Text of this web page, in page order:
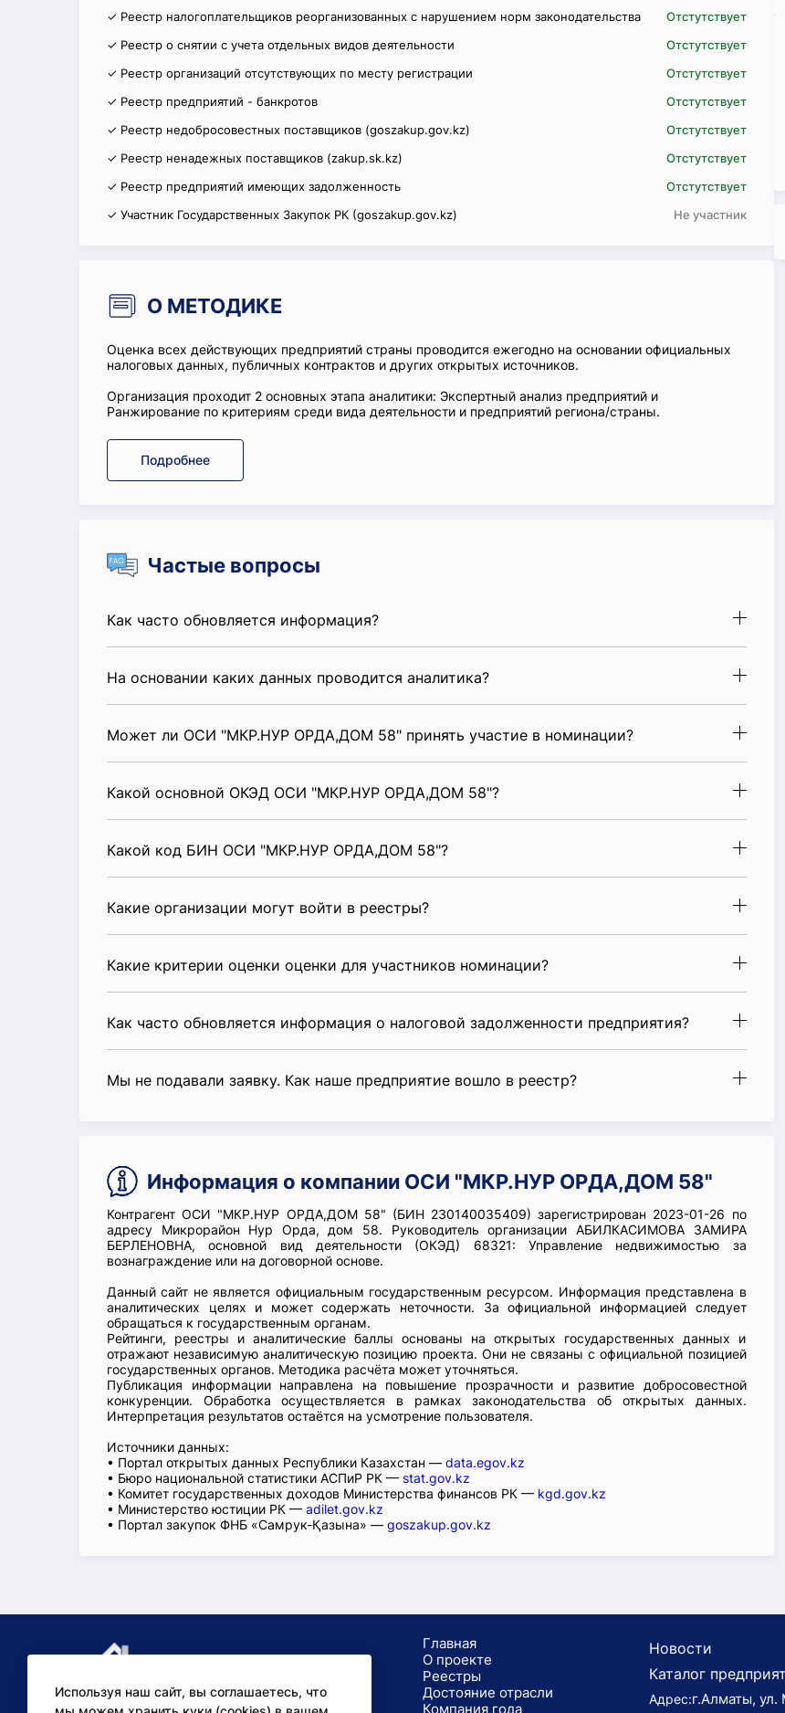
✓ Реестр налогоплательщиков реорганизованных с нарушением норм законодательства
Отстутствует
✓ Реестр о снятии с учета отдельных видов деятельности
Отстутствует
✓ Реестр организаций отсутствующих по месту регистрации
Отстутствует
✓ Реестр предприятий - банкротов
Отстутствует
✓ Реестр недобросовестных поставщиков (goszakup.gov.kz)
Отстутствует
✓ Реестр ненадежных поставщиков (zakup.sk.kz)
Отстутствует
✓ Реестр предприятий имеющих задолженность
Отстутствует
✓ Участник Государственных Закупок РК (goszakup.gov.kz)
Не участник
О МЕТОДИКЕ
Оценка всех действующих предприятий страны проводится ежегодно на основании официальных
налоговых данных, публичных контрактов и других открытых источников.
Организация проходит 2 основных этапа аналитики: Экспертный анализ предприятий и
Ранжирование по критериям среди вида деятельности и предприятий региона/страны.
Подробнее
Частые вопросы
Как часто обновляется информация?
На основании каких данных проводится аналитика?
Может ли ОСИ "МКР.НУР ОРДА,ДОМ 58" принять участие в номинации?
Какой основной ОКЭД ОСИ "МКР.НУР ОРДА,ДОМ 58"?
Какой код БИН ОСИ "МКР.НУР ОРДА,ДОМ 58"?
Какие организации могут войти в реестры?
Какие критерии оценки оценки для участников номинации?
Как часто обновляется информация о налоговой задолженности предприятия?
Мы не подавали заявку. Как наше предприятие вошло в реестр?
Информация о компании ОСИ "МКР.НУР ОРДА,ДОМ 58"
Контрагент ОСИ "МКР.НУР ОРДА,ДОМ 58" (БИН 230140035409) зарегистрирован 2023-01-26 по
адресу Микрорайон Нур Орда, дом 58. Руководитель организации АБИЛКАСИМОВА ЗАМИРА
БЕРЛЕНОВНА, основной вид деятельности (ОКЭД) 68321: Управление недвижимостью за
вознаграждение или на договорной основе.
Данный сайт не является официальным государственным ресурсом. Информация представлена в
аналитических целях и может содержать неточности. За официальной информацией следует
обращаться к государственным органам.
Рейтинги, реестры и аналитические баллы основаны на открытых государственных данных и
отражают независимую аналитическую позицию проекта. Они не связаны с официальной позицией
государственных органов. Методика расчёта может уточняться.
Публикация информации направлена на повышение прозрачности и развитие добросовестной
конкуренции. Обработка осуществляется в рамках законодательства об открытых данных.
Интерпретация результатов остаётся на усмотрение пользователя.
Источники данных:
• Портал открытых данных Республики Казахстан — data.egov.kz
• Бюро национальной статистики АСПиР РК — stat.gov.kz
• Комитет государственных доходов Министерства финансов РК — kgd.gov.kz
• Министерство юстиции РК — adilet.gov.kz
• Портал закупок ФНБ «Самрук-Қазына» — goszakup.gov.kz
Используя наш сайт, вы соглашаетесь, что
Главная
О проекте
Реестры
Достояние отрасли
Компания года
Новости
Каталог
Адрес:г.Алматы, ул.